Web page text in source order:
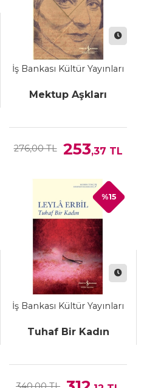
İş Bankası Kültür Yayınları
Mektup Aşkları
276,00 TL 253,37 TL
İş Bankası Kültür Yayınları
Tuhaf Bir Kadın
%15